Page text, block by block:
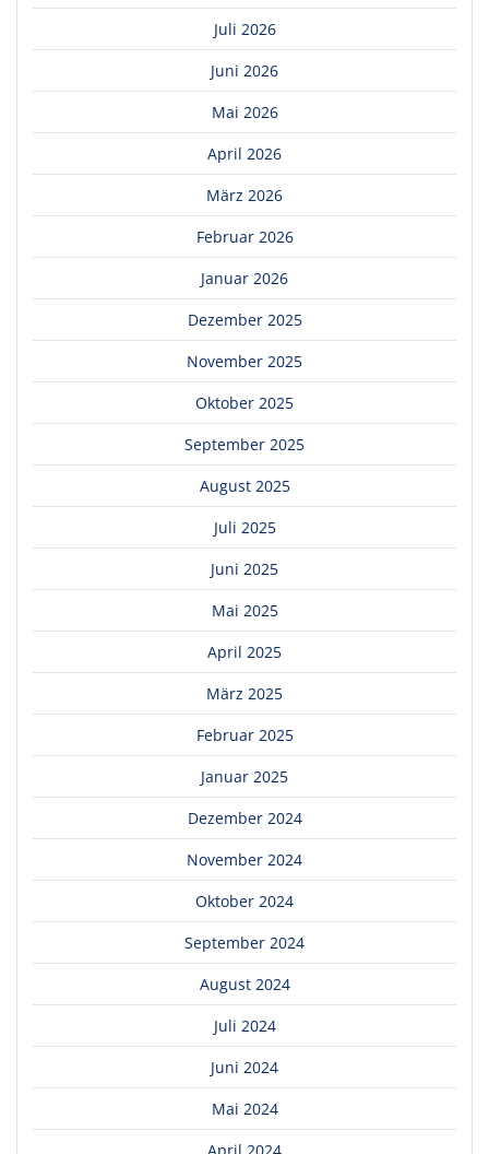
Juli 2026
Juni 2026
Mai 2026
April 2026
März 2026
Februar 2026
Januar 2026
Dezember 2025
November 2025
Oktober 2025
September 2025
August 2025
Juli 2025
Juni 2025
Mai 2025
April 2025
März 2025
Februar 2025
Januar 2025
Dezember 2024
November 2024
Oktober 2024
September 2024
August 2024
Juli 2024
Juni 2024
Mai 2024